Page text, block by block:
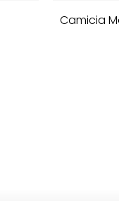
Camicia